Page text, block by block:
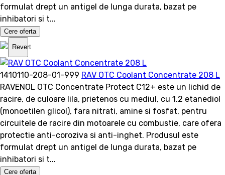
formulat drept un antigel de lunga durata, bazat pe
inhibatori si t...
Cere oferta
Revert
1410110-208-01-999 RAV OTC Coolant Concentrate 208 L
RAVENOL OTC Concentrate Protect C12+ este un lichid de
racire, de culoare lila, prietenos cu mediul, cu 1.2 etanediol
(monoetilen glicol), fara nitrati, amine si fosfat, pentru
circuitele de racire din motoarele cu combustie, care ofera
protectie anti-coroziva si anti-inghet. Produsul este
formulat drept un antigel de lunga durata, bazat pe
inhibatori si t...
Cere oferta